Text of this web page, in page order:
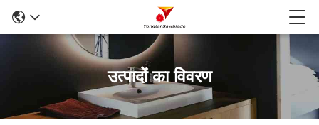
उत्पादों का विवरण